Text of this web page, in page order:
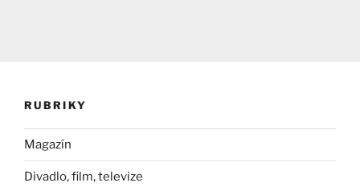
RUBRIKY
Magazín
Divadlo, film, televize